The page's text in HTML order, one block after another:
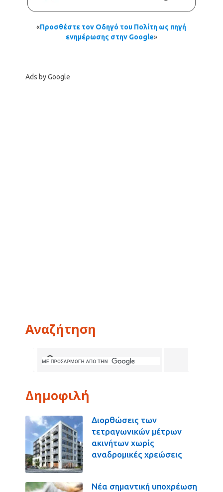
«Προσθέστε τον Οδηγό του Πολίτη ως πηγή
ενημέρωσης στην Google»
Ads by Google
Αναζήτηση
Δημοφιλή
Διορθώσεις των
τετραγωνικών μέτρων
ακινήτων χωρίς
αναδρομικές χρεώσεις
Νέα σημαντική υποχρέωση